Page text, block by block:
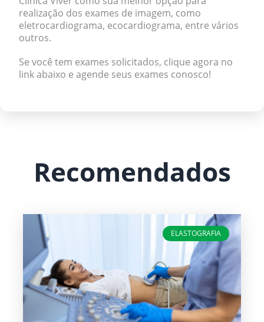
realização dos exames de imagem, como
eletrocardiograma, ecocardiograma, entre vários
outros.
Se você tem exames solicitados, clique agora no
link abaixo e agende seus exames conosco!
Recomendados
ELASTOGRAFIA